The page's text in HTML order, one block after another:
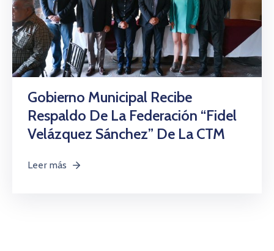
Gobierno Municipal Recibe
Respaldo De La Federación “Fidel
Velázquez Sánchez” De La CTM
Leer más